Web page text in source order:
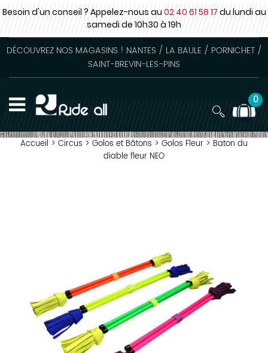
Besoin d'un conseil ? Appelez-nous au02 40 61 58 17du lundi au
samedide 10h30 à 19h
DÉCOUVREZ NOS MAGASINS ! NANTES / LA BAULE / PORNICHET /
SAINT-BREVIN-LES-PINS
0
Accueil > Circus > Golos et Bâtons > Golos Fleur > Baton du
diable fleur NEO